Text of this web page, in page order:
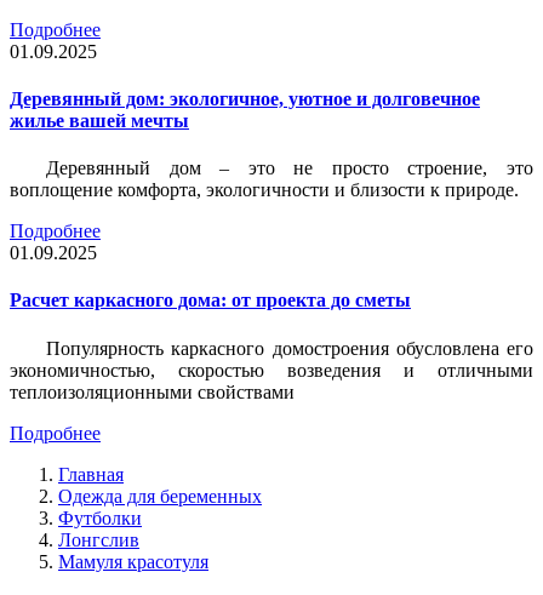
Подробнее
01.09.2025
Деревянный дом: экологичное, уютное и долговечное
жилье вашей мечты
Деревянный дом – это не просто строение, это
воплощение комфорта, экологичности и близости к природе.
Подробнее
01.09.2025
Расчет каркасного дома: от проекта до сметы
Популярность каркасного домостроения обусловлена его
экономичностью, скоростью возведения и отличными
теплоизоляционными свойствами
Подробнее
Главная
Одежда для беременных
Футболки
Лонгслив
Мамуля красотуля